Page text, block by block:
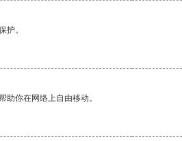
护。
你在网络上自由移动。